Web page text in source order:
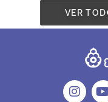
VER